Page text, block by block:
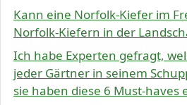
Kann eine Norfolk-Kiefer im
Norfolk-Kiefern in der
Ich habe Experten gefragt,
jeder Gärtner in seinem
sie haben diese 6 Must-haves